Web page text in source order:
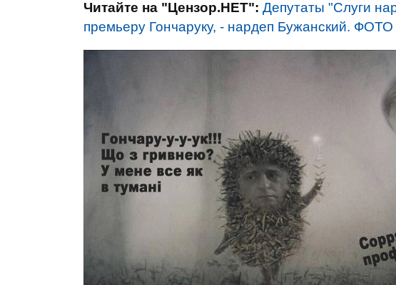
Читайте на "Цензор.НЕТ": Депутаты "Слуги
премьеру Гончаруку, - нардеп Бужанский. ФОТО